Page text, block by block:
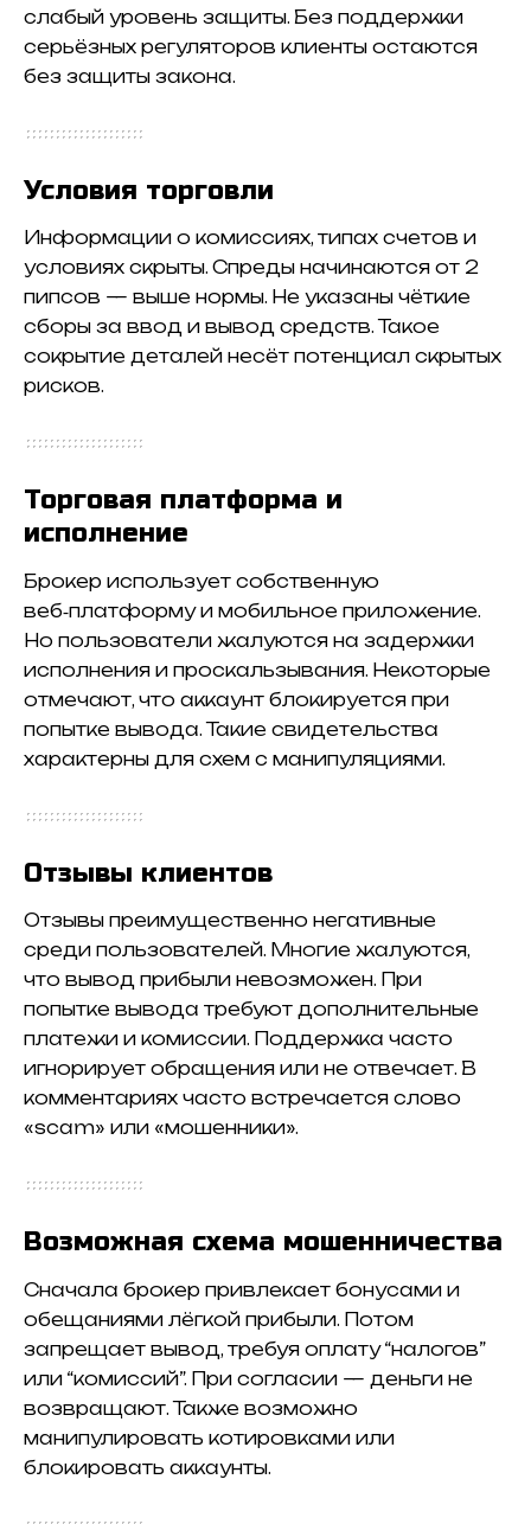
слабый уровень защиты. Без поддержки
серьёзных регуляторов клиенты остаются
без защиты закона.
Условия торговли
Информации о комиссиях, типах счетов и
условиях скрыты. Спреды начинаются от 2
пипсов — выше нормы. Не указаны чёткие
сборы за ввод и вывод средств. Такое
сокрытие деталей несёт потенциал скрытых
рисков.
Торговая платформа и
исполнение
Брокер использует собственную
веб‑платформу и мобильное приложение.
Но пользователи жалуются на задержки
исполнения и проскальзывания. Некоторые
отмечают, что аккаунт блокируется при
попытке вывода. Такие свидетельства
характерны для схем с манипуляциями.
Отзывы клиентов
Отзывы преимущественно негативные
среди пользователей. Многие жалуются,
что вывод прибыли невозможен. При
попытке вывода требуют дополнительные
платежи и комиссии. Поддержка часто
игнорирует обращения или не отвечает. В
комментариях часто встречается слово
«scam» или «мошенники».
Возможная схема мошенничества
Сначала брокер привлекает бонусами и
обещаниями лёгкой прибыли. Потом
запрещает вывод, требуя оплату “налогов”
или “комиссий”. При согласии — деньги не
возвращают. Также возможно
манипулировать котировками или
блокировать аккаунты.